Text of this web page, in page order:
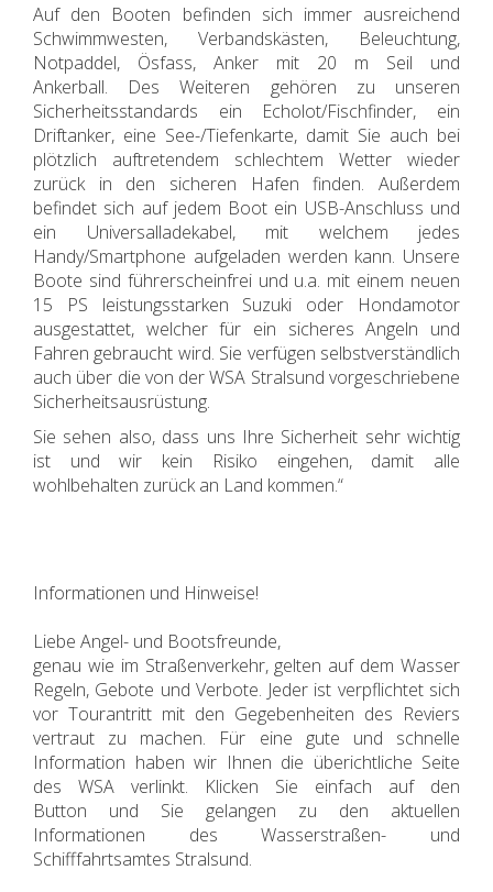
Auf den Booten befinden sich immer ausreichend
Schwimmwesten, Verbandskästen, Beleuchtung,
Notpaddel, Ösfass, Anker mit 20 m Seil und
Ankerball. Des Weiteren gehören zu unseren
Sicherheitsstandards ein Echolot/Fischfinder, ein
Driftanker, eine See-/Tiefenkarte, damit Sie auch bei
plötzlich auftretendem schlechtem Wetter wieder
zurück in den sicheren Hafen finden. Außerdem
befindet sich auf jedem Boot ein USB-Anschluss und
ein Universalladekabel, mit welchem jedes
Handy/Smartphone aufgeladen werden kann. Unsere
Boote sind führerscheinfrei und u.a. mit einem neuen
15 PS leistungsstarken Suzuki oder Hondamotor
ausgestattet, welcher für ein sicheres Angeln und
Fahren gebraucht wird. Sie verfügen selbstverständlich
auch über die von der WSA Stralsund vorgeschriebene
Sicherheitsausrüstung.
Sie sehen also, dass uns Ihre Sicherheit sehr wichtig
ist und wir kein Risiko eingehen, damit alle
wohlbehalten zurück an Land kommen.“
Informationen und Hinweise!
Liebe Angel- und Bootsfreunde,
genau wie im Straßenverkehr, gelten auf dem Wasser
Regeln, Gebote und Verbote. Jeder ist verpflichtet sich
vor Tourantritt mit den Gegebenheiten des Reviers
vertraut zu machen. Für eine gute und schnelle
Information haben wir Ihnen die überichtliche Seite
des WSA verlinkt. Klicken Sie einfach auf den
Button und Sie gelangen zu den aktuellen
Informationen des Wasserstraßen- und
Schifffahrtsamtes Stralsund.